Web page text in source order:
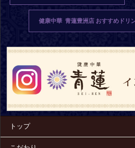
健康中華 青蓮豊洲店 おすすめドリ
トップ